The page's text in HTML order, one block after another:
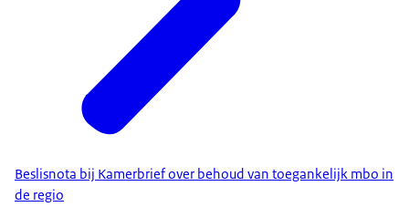
Beslisnota bij Kamerbrief over behoud van toegankelijk mbo in
de regio